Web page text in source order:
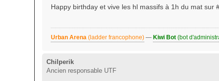
s
g
e
Happy birthday et vive les hl massifs à 1h du mat sur
Urban Arena (ladder francophone) — Kiwi Bot (bot
Chilperik
Ancien responsable UTF